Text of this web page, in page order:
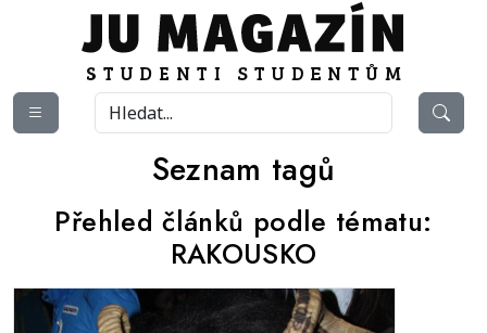
Seznam tagů
Přehled článků podle tématu:
RAKOUSKO